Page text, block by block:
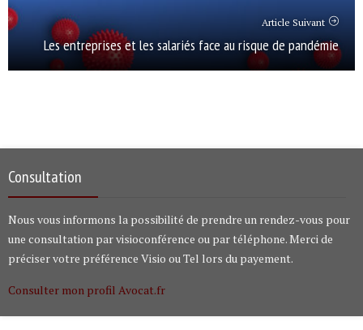
Article Suivant
Les entreprises et les salariés face au risque de pandémie
Consultation
Nous vous informons la possibilité de prendre un rendez-vous pour
une consultation par visioconférence ou par téléphone. Merci de
préciser votre préférence Visio ou Tel lors du payement.
Consulter mon profil Avocat.fr